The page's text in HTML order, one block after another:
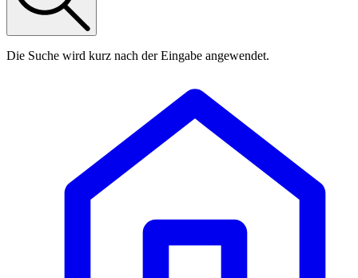
Die Suche wird kurz nach der Eingabe angewendet.